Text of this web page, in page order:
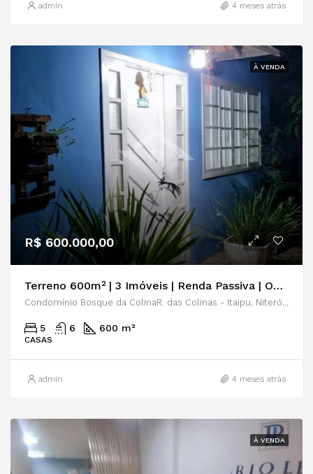
admin 4 meses atrás
À VENDA
R$ 600.000,00
Terreno 600m² | 3 Imóveis | Renda Passiva | Oportunidade de Investimento
5 6 600 m²
CASAS
admin 4 meses atrás
À VENDA